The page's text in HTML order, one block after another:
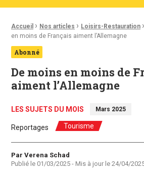
Fil d'Ariane :
Accueil › Nos articles › Loisirs-Restauration ›
en moins de Français aiment l’Allemagne
Abonné
De moins en moins de
aiment l’Allemagne
LES SUJETS DU MOIS Mars 2025
Reportages Tourisme
Auteur
Par Verena Schad
Publié le 01/03/2025 - Mis à jour le 24/04/